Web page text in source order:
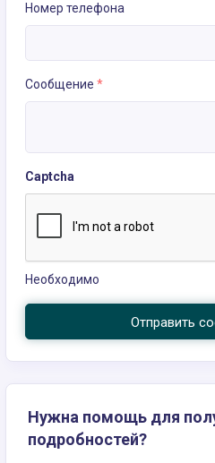
Номер телефона
Сообщение *
Captcha
Необходимо
Отправить
Нужна помощь для
подробностей?